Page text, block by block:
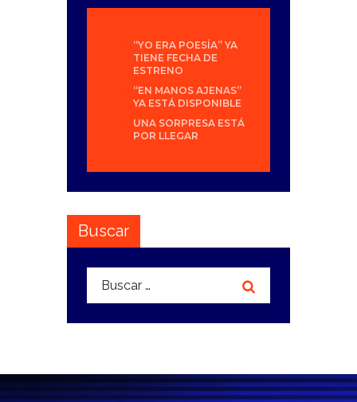
“YO ERA POESÍA” YA
TIENE FECHA DE
ESTRENO
“EN MANOS AJENAS”
YA ESTÁ DISPONIBLE
UNA SORPRESA ESTÁ
POR LLEGAR
Buscar
Buscar: